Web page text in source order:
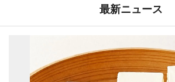
最新ニュース